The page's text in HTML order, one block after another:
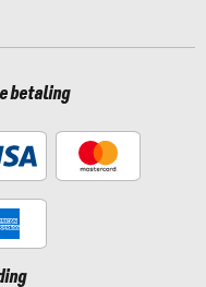
betaling